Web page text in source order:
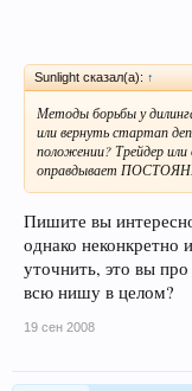
Sunlight сказал(а): ↑
Методы борьбы у
или вернуть стартап
положении? Трейдер
оправдывает
Пишите вы
однако неконкретно
уточнить, это вы
всю нишу в целом?
19 сен 2008